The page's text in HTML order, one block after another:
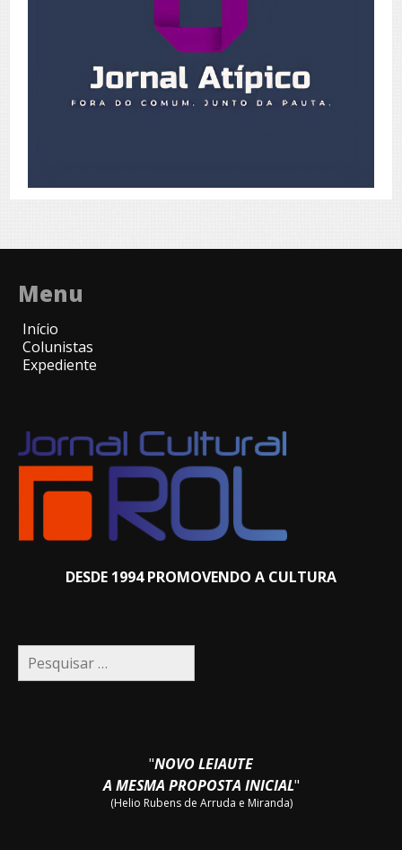
Menu
Início
Colunistas
Expediente
DESDE 1994 PROMOVENDO A CULTURA
Pesquisar
por:
"NOVO LEIAUTE
A MESMA PROPOSTA INICIAL"
(Helio Rubens de Arruda e Miranda)